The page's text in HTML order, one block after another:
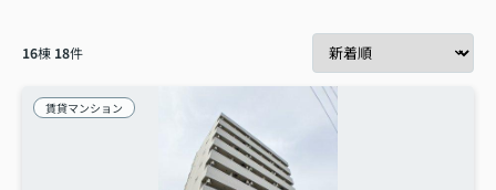
16棟 18件
賃貸マンション